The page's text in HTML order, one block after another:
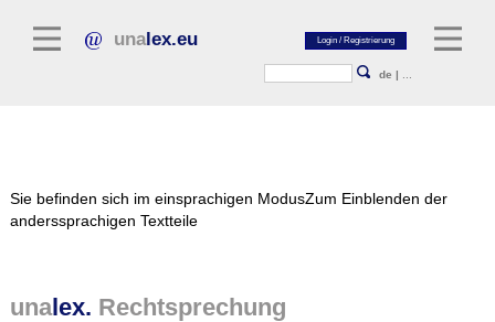
unalex.eu
de |
Sie befinden sich im einsprachigen ModusZum Einblenden der
anderssprachigen Textteile
unalex. Rechtsprechung